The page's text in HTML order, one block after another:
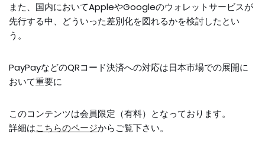
また、国内においてAppleやGoogleのウォレットサービスが
先行する中、どういった差別化を図れるかを検討したとい
う。
PayPayなどのQRコード決済への対応は日本市場での展開に
おいて重要に
このコンテンツは会員限定（有料）となっております。
詳細はこちらのページからご覧下さい。